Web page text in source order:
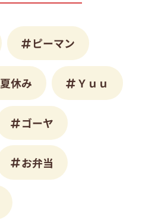
ピーマン
夏休み Ｙｕｕ
ゴーヤ
お弁当